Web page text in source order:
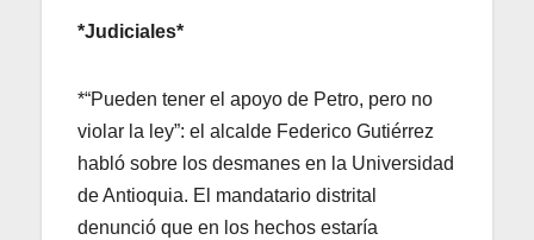
*Judiciales*
*“Pueden tener el apoyo de Petro, pero no
violar la ley”: el alcalde Federico Gutiérrez
habló sobre los desmanes en la Universidad
de Antioquia. El mandatario distrital
denunció que en los hechos estaría